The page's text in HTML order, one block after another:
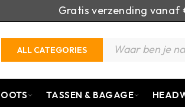
Gratis verzending vanaf
ALL CATEGORIES
TASSEN & BAGAGE